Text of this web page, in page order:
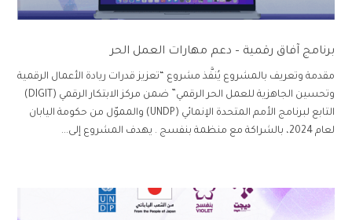
برنامج آفاق رقمية – دعم مهارات العمل الحر
مقدمة وتعريف بالمشروع يُنفَّذ مشروع “تعزيز قدرات ريادة الأعمال الرقمية
وتحسين الجاهزية للعمل الحر الرقمي” ضمن مركز الابتكار الرقمي (DIGIT)
التابع لبرنامج الأمم المتحدة الإنمائي (UNDP) والمموّل من حكومة اليابان
لعام 2024، بالشراكة مع منظمة بنفسج . يهدف المشروع إلى...